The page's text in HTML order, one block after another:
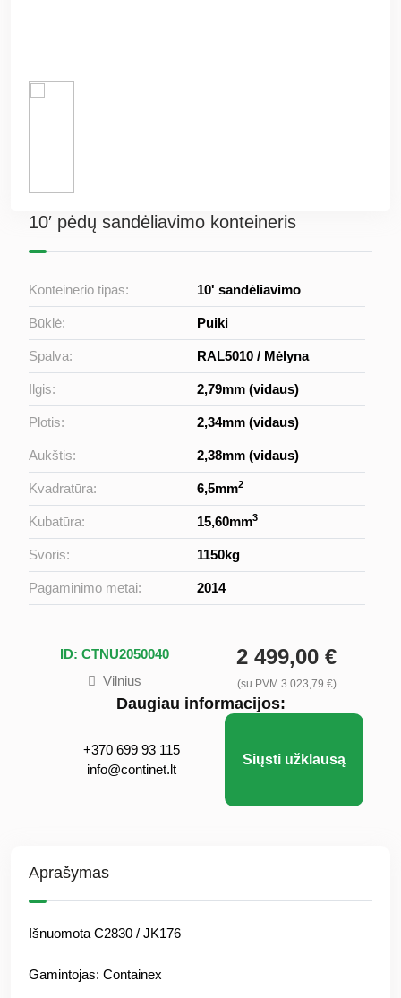
10′ pėdų sandėliavimo konteineris
Konteinerio tipas: 10' sandėliavimo
Būklė: Puiki
Spalva: RAL5010 / Mėlyna
Ilgis: 2,79mm (vidaus)
Plotis: 2,34mm (vidaus)
Aukštis: 2,38mm (vidaus)
Kvadratūra: 6,5mm2
Kubatūra: 15,60mm3
Svoris: 1150kg
Pagaminimo metai: 2014
ID: CTNU2050040
Vilnius
2 499,00 €
(su PVM 3 023,79 €)
Daugiau informacijos:
+370 699 93 115
info@continet.lt
Siųsti užklausą
Aprašymas
Išnuomota C2830 / JK176
Gamintojas: Containex